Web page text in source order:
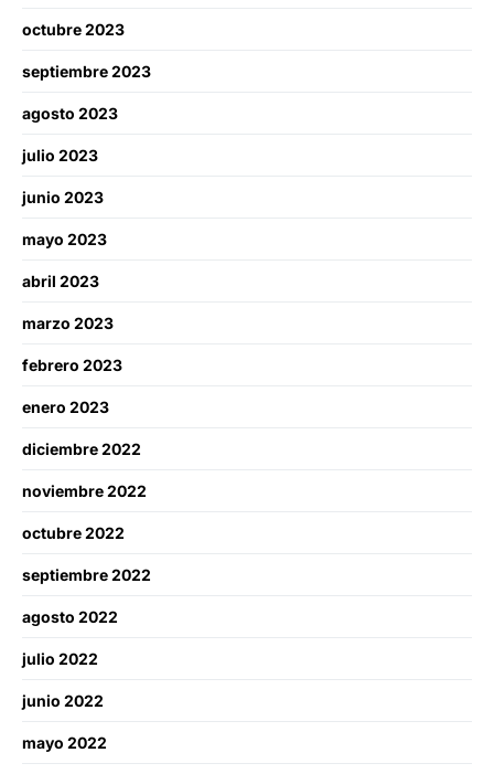
octubre 2023
septiembre 2023
agosto 2023
julio 2023
junio 2023
mayo 2023
abril 2023
marzo 2023
febrero 2023
enero 2023
diciembre 2022
noviembre 2022
octubre 2022
septiembre 2022
agosto 2022
julio 2022
junio 2022
mayo 2022